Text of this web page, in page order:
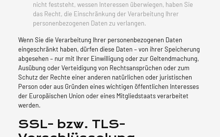
nicht feststeht, wessen Interessen überwiegen, haben Sie
das Recht, die Einschränkung der Verarbeitung Ihrer
personenbezogenen Daten zu verlangen.
Wenn Sie die Verarbeitung Ihrer personenbezogenen Daten
eingeschränkt haben, dürfen diese Daten – von ihrer Speicherung
abgesehen – nur mit Ihrer Einwilligung oder zur Geltendmachung,
Ausübung oder Verteidigung von Rechtsansprüchen oder zum
Schutz der Rechte einer anderen natürlichen oder juristischen
Person oder aus Gründen eines wichtigen öffentlichen Interesses
der Europäischen Union oder eines Mitgliedstaats verarbeitet
werden.
SSL- bzw. TLS-